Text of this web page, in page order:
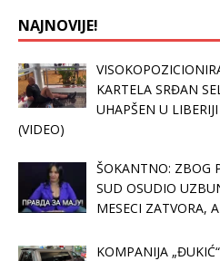
NAJNOVIJE!
KARTELA SRĐAN
UHAPŠEN U
(VIDEO)
ŠOKANTNO: ZBOG
SUD OSUDIO
MESECI ZATVORA,
KOMPANIJA